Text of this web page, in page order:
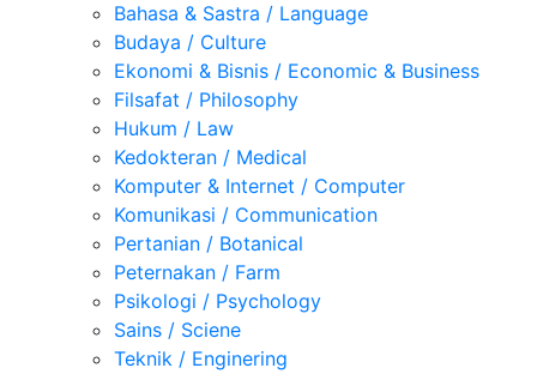
Bahasa & Sastra / Language
Budaya / Culture
Ekonomi & Bisnis / Economic & Business
Filsafat / Philosophy
Hukum / Law
Kedokteran / Medical
Komputer & Internet / Computer
Komunikasi / Communication
Pertanian / Botanical
Peternakan / Farm
Psikologi / Psychology
Sains / Sciene
Teknik / Enginering